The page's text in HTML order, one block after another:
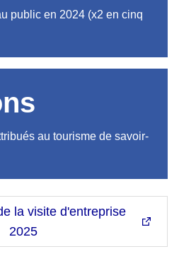
public en 2024 (x2 en cinq
au tourisme de savoir-
la visite d'entreprise
2025